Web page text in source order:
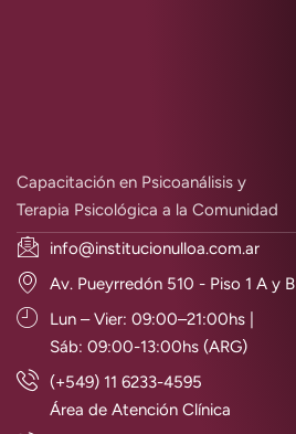
Capacitación en Psicoanálisis y
Terapia Psicológica a la Comunidad
info@institucionulloa.com.ar
Av. Pueyrredón 510 - Piso 1 A y B
Lun – Vier: 09:00–21:00hs |
Sáb: 09:00-13:00hs (ARG)
(+549) 11 6233-4595
Área de Atención Clínica